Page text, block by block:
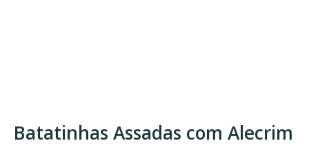
Batatinhas Assadas com Alecrim